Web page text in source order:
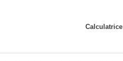
Calculatrice